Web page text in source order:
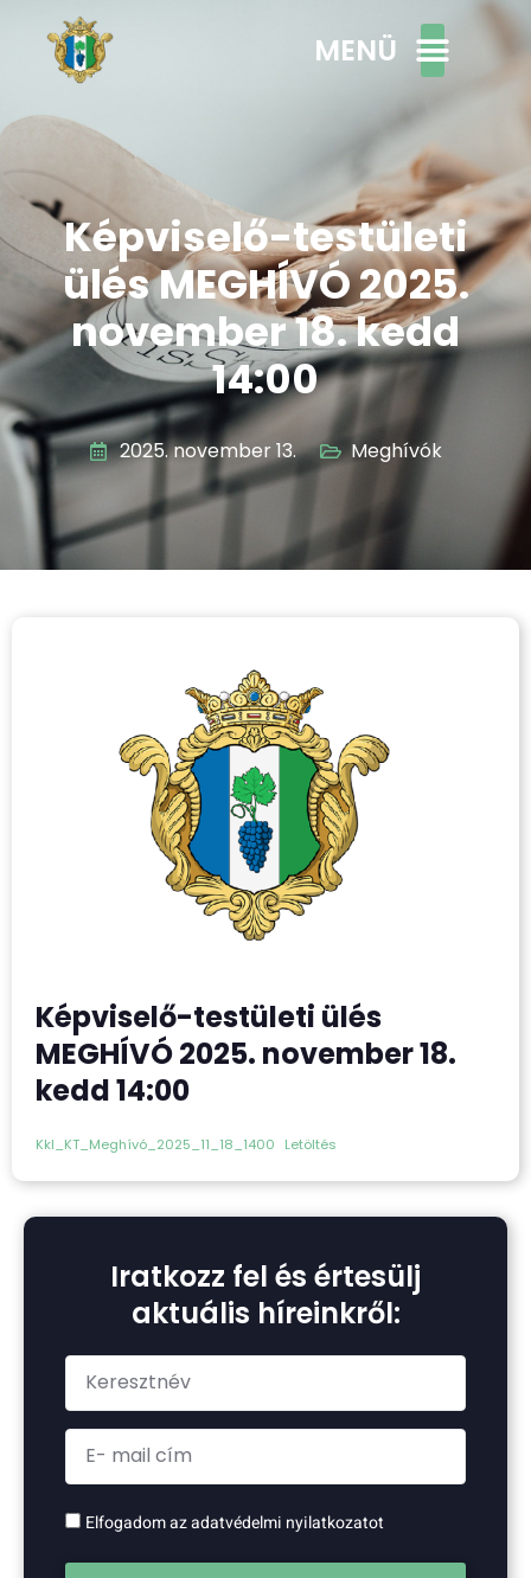
MENÜ
Képviselő-testületi
ülés MEGHÍVÓ 2025.
november 18. kedd
14:00
2025. november 13. Meghívók
Képviselő-testületi ülés
MEGHÍVÓ 2025. november 18.
kedd 14:00
Kkl_KT_Meghívó_2025_11_18_1400 Letöltés
Iratkozz fel és értesülj
aktuális híreinkről:
Elfogadom az adatvédelmi nyilatkozatot